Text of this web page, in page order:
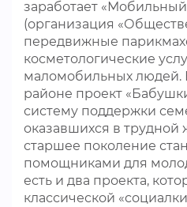
заработает «Мобильный
(организация
передвижные
косметологические
маломобильных людей.
районе проект
систему поддержки
оказавшихся в трудной
старшее поколение
помощниками для
есть и два проекта,
классической